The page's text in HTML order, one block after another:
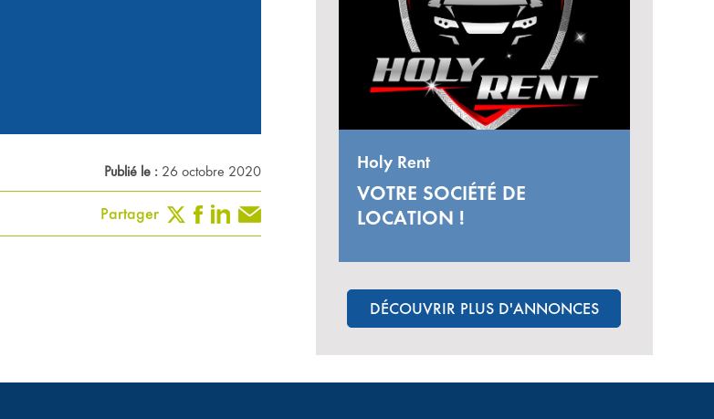
Publié le : 26 octobre 2020
Partager
Holy Rent
VOTRE SOCIÉTÉ DE
LOCATION !
DÉCOUVRIR PLUS D'ANNONCES